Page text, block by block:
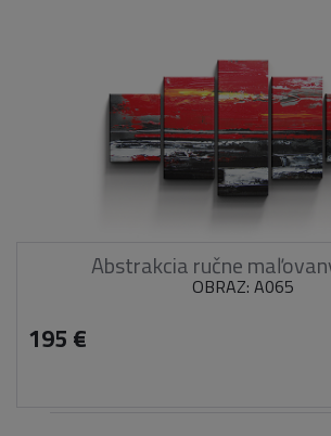
Abstrakcia ručne
OBRAZ: A065
195 €